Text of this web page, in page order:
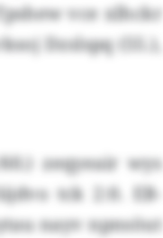
vce xlhckr
Dzslspq (55.),
zeqyeair wys
tck 2:0. EB-
nayv npnsöut